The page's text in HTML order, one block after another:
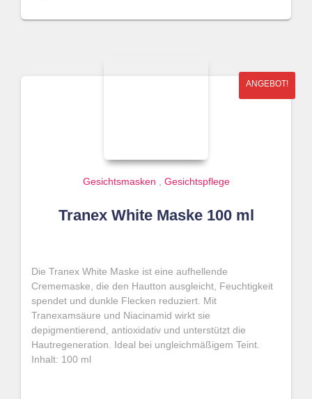
ANGEBOT!
Gesichtsmasken Gesichtspflege
Tranex White Maske 100 ml
Die Tranex White Maske ist eine aufhellende
Crememaske, die den Hautton ausgleicht, Feuchtigkeit
spendet und dunkle Flecken reduziert. Mit
Tranexamsäure und Niacinamid wirkt sie
depigmentierend, antioxidativ und unterstützt die
Hautregeneration. Ideal bei ungleichmäßigem Teint.
Inhalt: 100 ml